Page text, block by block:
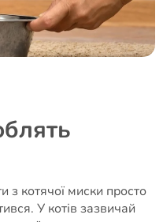
з котячої миски просто
У котів зазвичай